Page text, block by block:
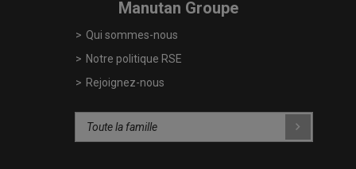
Manutan Groupe
Qui sommes-nous
Notre politique RSE
Rejoignez-nous